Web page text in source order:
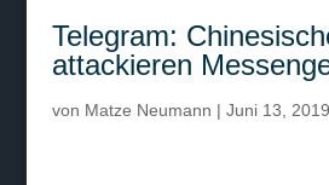
Telegram:
attackieren
von Matze Neumann | Juni 13, 2019